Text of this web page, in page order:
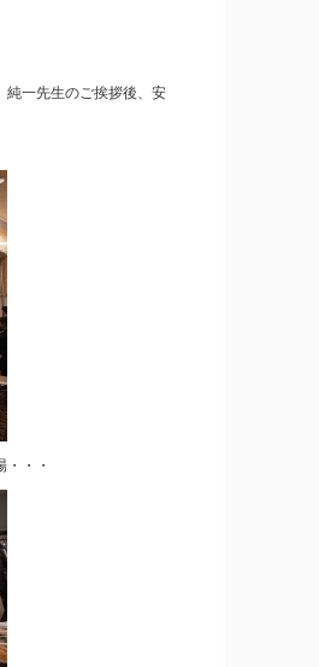
一先生のご挨拶後、安
・・